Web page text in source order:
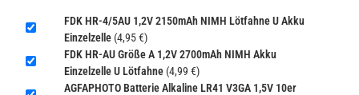
inkl. 19% USt. zzgl.Versand
(Gefahrgut UN3480 Versand
gem. SV188 ADR)
−
FDK HR-4/5AU 1,2V 2150mAh NIMH Lötfahne U Akku
Einzelzelle (4,95 €)
FDK HR-AU Größe A 1,2V 2700mAh NIMH Akku
Einzelzelle U Lötfahne (4,99 €)
AGFAPHOTO Batterie Alkaline LR41 V3GA 1,5V 10er